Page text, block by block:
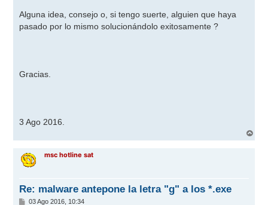
Alguna idea, consejo o, si tengo suerte, alguien que haya
pasado por lo mismo solucionándolo exitosamente ?
Gracias.
3 Ago 2016.
r
msc hotline sat
Re: malware antepone la letra "g" a los *.exe
M
03 Ago 2016, 10:34